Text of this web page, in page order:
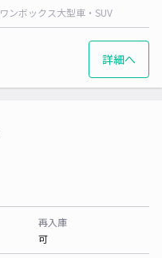
ワンボックス大型車・SUV
詳細へ
再入庫
可